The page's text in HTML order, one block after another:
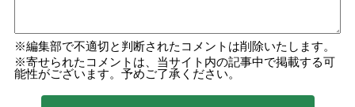
編集部で不適切と判断されたコメントは削除いたします。
寄せられたコメントは、当サイト内の記事中で掲載する可
能性がございます。予めご了承ください。